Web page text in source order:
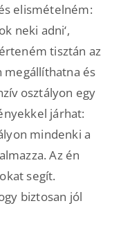
elismételném:
neki adni‘,
tisztán az
megállíthatna és
osztályon egy
járhat:
mindenki a
Az én
segít.
biztosan jól